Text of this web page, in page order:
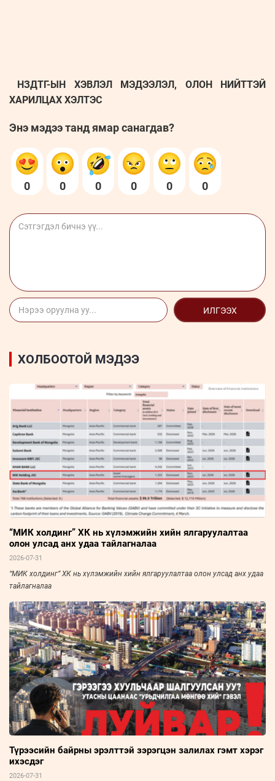
НЗДТГ-ЫН ХЭВЛЭЛ МЭДЭЭЛЭЛ, ОЛОН НИЙТТЭЙ
ХАРИЛЦАХ ХЭЛТЭС
Энэ мэдээ танд ямар санагдав?
0 0 0 0 0 0
ИЛГЭЭХ
ХОЛБООТОЙ МЭДЭЭ
“МИК холдинг” ХК нь хүлэмжийн хийн ялгаруулалтаа
олон улсад анх удаа тайлагналаа
2026-07-31
“МИК холдинг” ХК нь хүлэмжийн хийн ялгаруулалтаа олон улсад анх удаа
тайлагналаа
Түрээсийн байрны эрэлттэй зэрэгцэн залилах гэмт хэрэг
ихэсдэг
2026-07-31